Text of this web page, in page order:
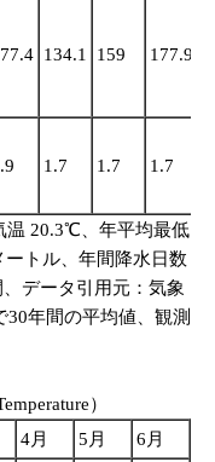
134.1 159 177.9
1.7 1.7 1.7
温 20.3℃、年平均最低
トル、年間降水日数
データ引用元：気象
30年間の平均値、観測
）
4月 5月
6月